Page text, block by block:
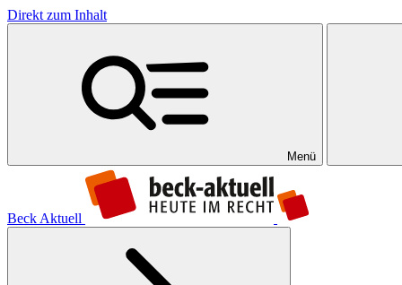
Direkt zum Inhalt
Menü
Beck Aktuell